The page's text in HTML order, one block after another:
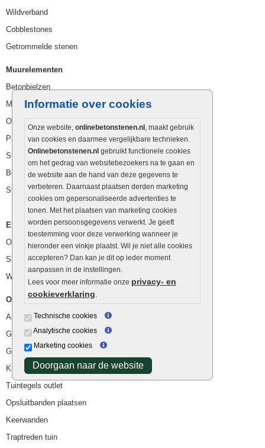
Informatie over cookies
Onze website, onlinebetonstenen.nl , maakt gebruik
van cookies en daarmee vergelijkbare technieken.
Onlinebetonstenen.nl gebruikt functionele cookies
om het gedrag van websitebezoekers na te gaan en
de website aan de hand van deze gegevens te
verbeteren. Daarnaast plaatsen derden marketing
cookies om gepersonaliseerde advertenties te
tonen. Met het plaatsen van marketing cookies
worden persoonsgegevens verwerkt. Je geeft
toestemming voor deze verwerking wanneer je
hieronder een vinkje plaatst. Wil je niet alle cookies
accepteren? Dan kan je dit op ieder moment
aanpassen in de instellingen.
Lees voor meer informatie onze privacy- en
cookieverklaring.
Technische cookies
Analytische cookies
Marketing cookies
Doorgaan naar de website
Wildverband
Cobblestones
Getrommelde stenen
Muurelementen
Betonbielzen
Muurstenen
Opsluitbanden
Palissaden
Stapelblokken
Betonblokken
Stapelstenen
Extra benodigdheden
Ophoogzand
Siergrind en siersplit
Waterafvoer
Overig
Aanbiedingen
Goedkope bestrating
Goedkope tuintegels
Kunstgras
Tuintegels outlet
Opsluitbanden plaatsen
Keerwanden
Traptreden tuin